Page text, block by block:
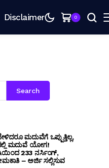
Disclaimer 0
Search
ಮದುವೆಗೆ ಒಪ್ಪುತ್ತಿಲ್ಲ,
ಮದುವೆ ಯೋಗ!
233 ನರ್ಸಿಂಗ್,
– ಅರ್ಜಿ ಸಲ್ಲಿಸುವ